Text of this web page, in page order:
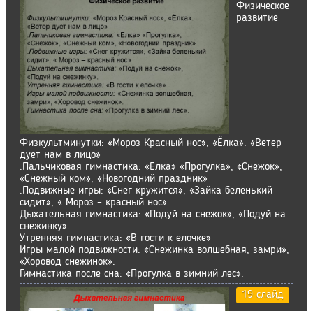
Физическое
развитие
Физкультминутки: «Мороз Красный нос», «Ёлка». «Ветер
дует нам в лицо»
.Пальчиковая гимнастика: «Елка» «Прогулка», «Снежок»,
«Снежный ком», «Новогодний праздник»
.Подвижные игры: «Снег кружится», «Зайка беленький
сидит», « Мороз – красный нос»
Дыхательная гимнастика: «Подуй на снежок», «Подуй на
снежинку».
Утренняя гимнастика: «В гости к елочке»
Игры малой подвижности: «Снежинка волшебная, замри»,
«Хоровод снежинок».
Гимнастика после сна: «Прогулка в зимний лес».
19 слайд